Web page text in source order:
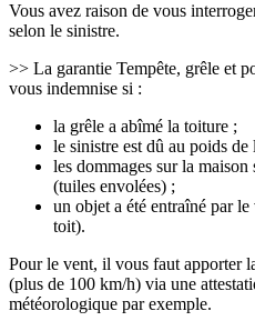
Vous avez raison de vous
selon le sinistre.
>> La garantie Tempête, grêle et
vous indemnise si :
la grêle a abîmé la toiture ;
le sinistre est dû au poids
les dommages sur la
(tuiles envolées) ;
un objet a été entraîné par
toit).
Pour le vent, il vous faut apporter
(plus de 100 km/h) via une
météorologique par exemple.